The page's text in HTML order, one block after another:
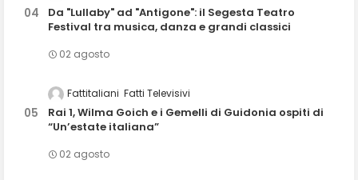
Da "Lullaby" ad "Antigone": il Segesta Teatro
Festival tra musica, danza e grandi classici
02 agosto
Fattitaliani Fatti Televisivi
Rai 1, Wilma Goich e i Gemelli di Guidonia ospiti di
“Un’estate italiana”
02 agosto